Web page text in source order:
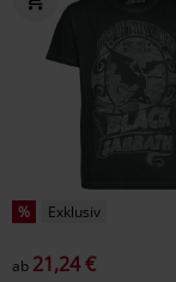
% Exklusiv
ab 21,24 €